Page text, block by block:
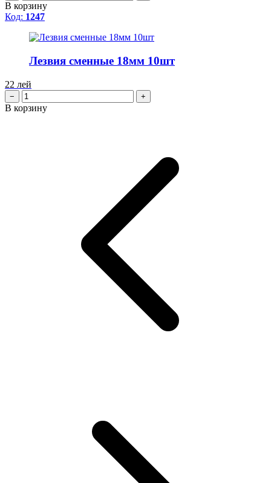
В корзину
Код: 1247
Лезвия сменные 18мм 10шт
22 лей
− +
В корзину